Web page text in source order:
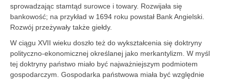
sprowadzając stamtąd surowce i towary. Rozwijała się
bankowość; na przykład w 1694 roku powstał Bank Angielski.
Rozwój przeżywały także giełdy.
W ciągu XVII wieku doszło też do wykształcenia się doktryny
polityczno-ekonomicznej określanej jako merkantylizm. W myśl
tej doktryny państwo miało być najważniejszym podmiotem
gospodarczym. Gospodarka państwowa miała być względnie